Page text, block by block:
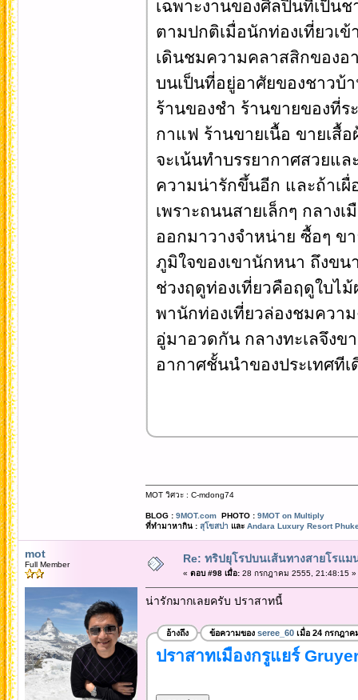
เฉพาะงานของศิลปินที่เป็น
ตามปกติเมื่อนักท่องเที่ยวเ
เดินชมความคลาสสิกของอ
บนเป็นที่อยู่อาศัยของชาวบ้
ร้านของชำ ร้านขายของที่
กาแฟ ร้านขายเนื้อ ขายเสื้
จะเน้นทำบรรยากาศสวยแ
ความน่ารักขึ้นอีก และถ้าเ
เพราะถนนสายเล็กๆ กลาง
ออกมาวางจำหน่าย ซื้อๆ ข
ภูมิใจของเขานักหนา ถึงขน
ช่วงฤดูท่องเที่ยวคือฤดูใบไ
พานักท่องเที่ยวล่องชมความ
อู่มาอวดกัน กลางทะเลจึงข
อากาศชั้นนำของประเทศทีเ
MOT วิศวะ : C-mdong74
BLOG : 9MOT.comPHOTO : 9MOT on Multiply
ที่ทำมาหากิน : สุโขสปา และ Andara Luxury Resort
mot
Full Member Re: ทริปยุโรปบนเส้นทางสายโรแม
« ตอบ #98 เมื่อ:28 กรกฎาคม 2555, 21:48:15 »
น่ารักมากเลยครับ ปราสาทนี้
อ้างถึง ข้อความของ seree_60เมื่อ 24 กรกฎาค
ปราสาทเมืองกรูแยร์